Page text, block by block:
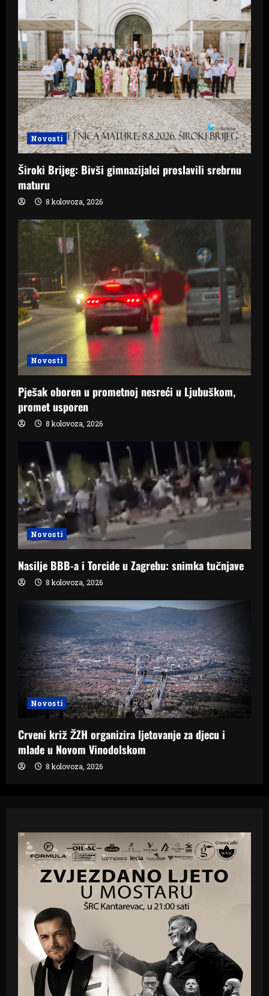
Novosti
Široki Brijeg: Bivši gimnazijalci proslavili srebrnu
maturu
8 kolovoza, 2026
Novosti
Pješak oboren u prometnoj nesreći u Ljubuškom,
promet usporen
8 kolovoza, 2026
Novosti
Nasilje BBB-a i Torcide u Zagrebu: snimka tučnjave
8 kolovoza, 2026
Novosti
Crveni križ ŽZH organizira ljetovanje za djecu i
mlade u Novom Vinodolskom
8 kolovoza, 2026